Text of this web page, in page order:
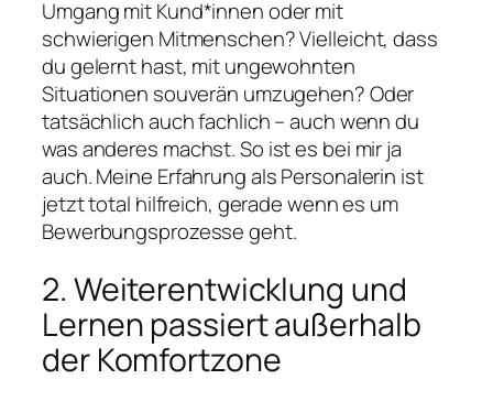
Umgang mit Kund*innen oder mit
schwierigen Mitmenschen? Vielleicht, dass
du gelernt hast, mit ungewohnten
Situationen souverän umzugehen? Oder
tatsächlich auch fachlich – auch wenn du
was anderes machst. So ist es bei mir ja
auch. Meine Erfahrung als Personalerin ist
jetzt total hilfreich, gerade wenn es um
Bewerbungsprozesse geht.
2. Weiterentwicklung und
Lernen passiert außerhalb
der Komfortzone